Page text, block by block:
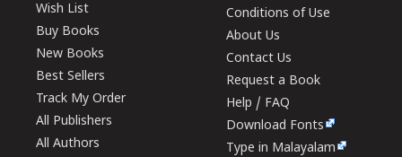
Wish List
Buy Books
New Books
Best Sellers
Track My Order
All Publishers
All Authors
Conditions of Use
About Us
Contact Us
Request a Book
Help / FAQ
Download Fonts
Type in Malayalam